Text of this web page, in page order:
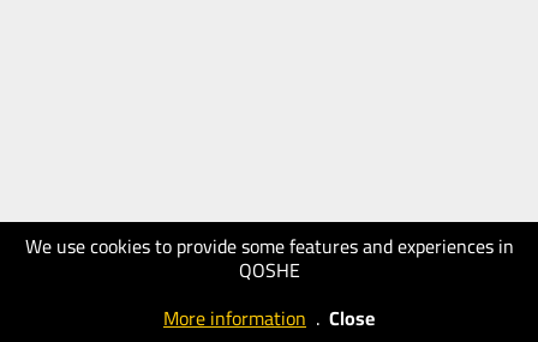
We use cookies to provide some features and experiences in
QOSHE
More information . Close